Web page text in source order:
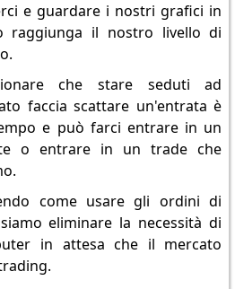
e guardare i nostri grafici in
raggiunga il nostro livello di
che stare seduti ad
faccia scattare un'entrata è
e può farci entrare in un
o entrare in un trade che
come usare gli ordini di
eliminare la necessità di
in attesa che il mercato